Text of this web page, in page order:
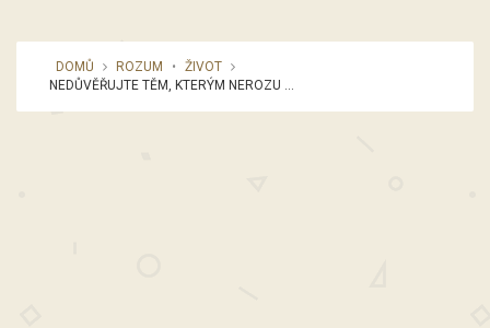
DOMŮ ROZUM •
ŽIVOT
NEDŮVĚŘUJTE TĚM, KTERÝM NEROZU ...